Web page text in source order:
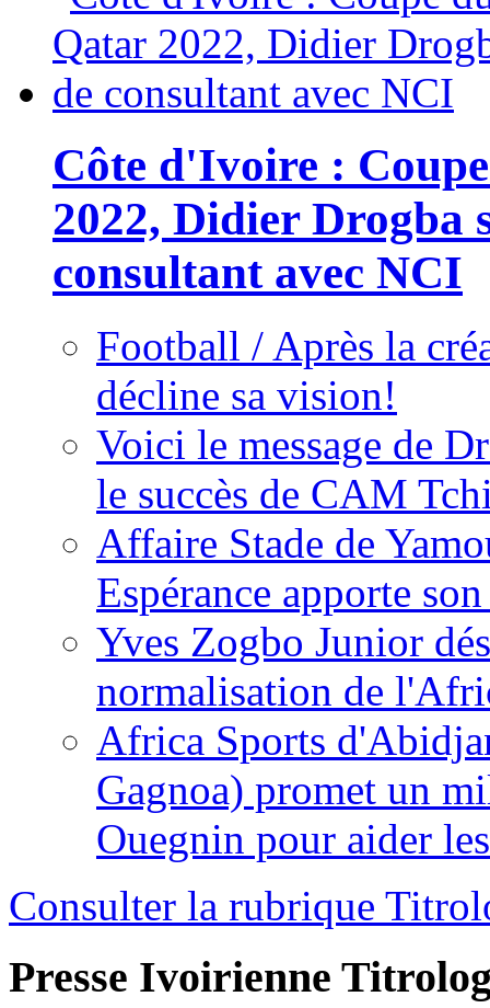
Côte d'Ivoire :
2022, Didier Drogba
consultant avec NCI
Football / Après la
décline sa vision!
Voici le message de
le succès de CAM
Affaire Stade de
Espérance apporte
Yves Zogbo Junior
normalisation de
Africa Sports
Gagnoa) promet un
Ouegnin pour aider
Consulter la rubrique
Presse Ivoirienne